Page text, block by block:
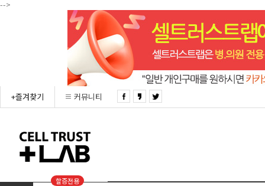
-->
+즐겨찾기 커뮤니티
할증전용